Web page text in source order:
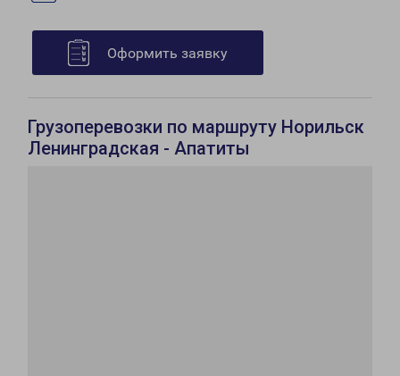
Оформить заявку
Грузоперевозки по маршруту Норильск
Ленинградская - Апатиты